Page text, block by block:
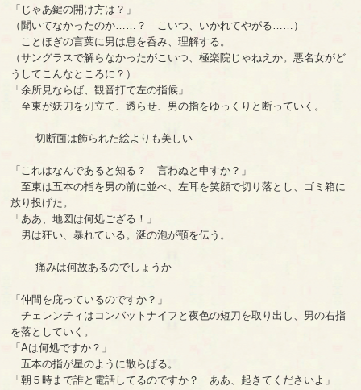
「じゃあ鍵の開け方は？」
（聞いてなかったのか……？ こいつ、いかれてやがる……）
ことほぎの言葉に男は息を呑み、理解する。
（サングラスで解らなかったがこいつ、極楽院じゃねえか。悪名女がど
うしてこんなところに？）
「余所見ならば、観音打で左の指候」
至東が妖刀を刃立て、透らせ、男の指をゆっくりと断っていく。
──切断面は飾られた絵よりも美しい
「これはなんであると知る？ 言わぬと申すか？」
至東は五本の指を男の前に並べ、左耳を笑顔で切り落とし、ゴミ箱に
放り投げた。
「ああ、地図は何処ござる！」
男は狂い、暴れている。涎の泡が顎を伝う。
──痛みは何故あるのでしょうか
「仲間を庇っているのですか？」
チェレンチィはコンバットナイフと夜色の短刀を取り出し、男の右指
を落としていく。
「Aは何処ですか？」
五本の指が星のように散らばる。
「朝５時まで誰と電話してるのですか？ ああ、起きてくださいよ」